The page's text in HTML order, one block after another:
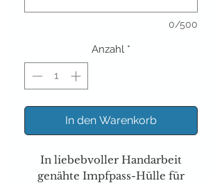
0/500
Anzahl *
In den Warenkorb
In liebebvoller Handarbeit
genähte Impfpass-Hülle für